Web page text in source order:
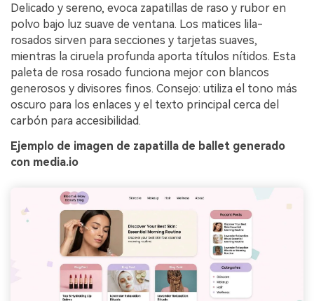
Delicado y sereno, evoca zapatillas de raso y rubor en
polvo bajo luz suave de ventana. Los matices lila-
rosados sirven para secciones y tarjetas suaves,
mientras la ciruela profunda aporta títulos nítidos. Esta
paleta de rosa rosado funciona mejor con blancos
generosos y divisores finos. Consejo: utiliza el tono más
oscuro para los enlaces y el texto principal cerca del
carbón para accesibilidad.
Ejemplo de imagen de zapatilla de ballet generado
con media.io